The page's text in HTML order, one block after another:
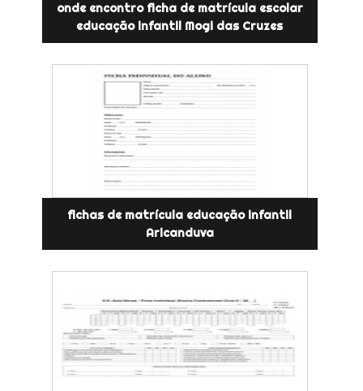
onde encontro ficha de matrícula escolar
educação infantil Mogi das Cruzes
fichas de matrícula educação infantil
Aricanduva